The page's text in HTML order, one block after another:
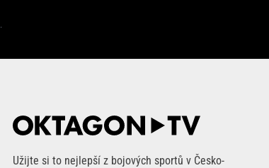
.
Užijte si to nejlepší z bojových sportů v Česko-